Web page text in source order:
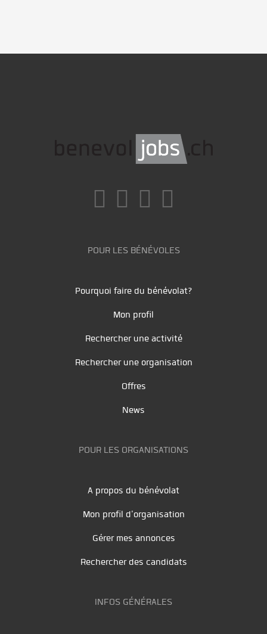
POUR LES BÉNÉVOLES
Pourquoi faire du bénévolat?
Mon profil
Rechercher une activité
Rechercher une organisation
Offres
News
POUR LES ORGANISATIONS
A propos du bénévolat
Mon profil d'organisation
Gérer mes annonces
Rechercher des candidats
INFOS GÉNÉRALES